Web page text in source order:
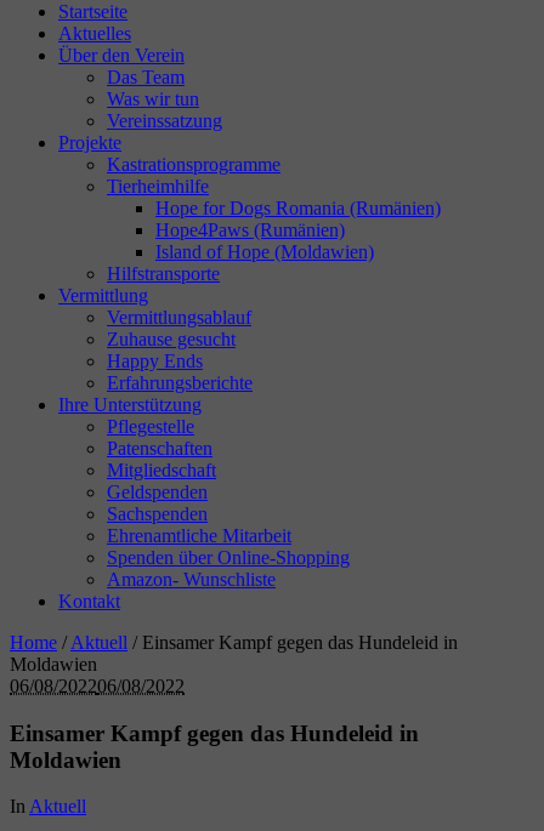
Startseite
Aktuelles
Über den Verein
Das Team
Was wir tun
Vereinssatzung
Projekte
Kastrationsprogramme
Tierheimhilfe
Hope for Dogs Romania (Rumänien)
Hope4Paws (Rumänien)
Island of Hope (Moldawien)
Hilfstransporte
Vermittlung
Vermittlungsablauf
Zuhause gesucht
Happy Ends
Erfahrungsberichte
Ihre Unterstützung
Pflegestelle
Patenschaften
Mitgliedschaft
Geldspenden
Sachspenden
Ehrenamtliche Mitarbeit
Spenden über Online-Shopping
Amazon- Wunschliste
Kontakt
Home /Aktuell / Einsamer Kampf gegen das Hundeleid in
Moldawien
06/08/202206/08/2022
Einsamer Kampf gegen das Hundeleid in
Moldawien
InAktuell